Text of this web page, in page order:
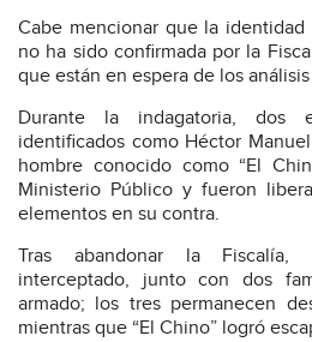
Cabe mencionar que la
no ha sido confirmada por la
que están en espera de los
Durante la indagatoria, dos
identificados como Héctor
hombre conocido como “El
Ministerio Público y fueron
elementos en su contra.
Tras abandonar la Fiscalía,
interceptado, junto con dos
armado; los tres permanecen
mientras que “El Chino” logró